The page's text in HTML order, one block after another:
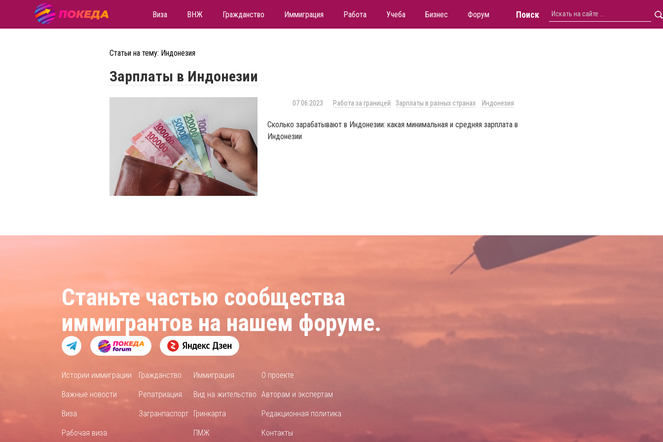
Виза ВНЖ Гражданство Иммиграция Работа Учеба Бизнес Форум Поиск
Статьи на тему: Индонезия
Зарплаты в Индонезии
07.06.2023 Работа за границей Зарплаты в разных странах Индонезия
Сколько зарабатывают в Индонезии: какая минимальная и средняя зарплата в
Индонезии
Станьте частью сообщества
иммигрантов на нашем форуме.
Истории иммиграции
Важные новости
Виза
Рабочая виза
Гражданство
Репатриация
Загранпаспорт
Иммиграция
Вид на жительство
Гринкарта
ПМЖ
О проекте
Авторам и экспертам
Редакционная политика
Контакты